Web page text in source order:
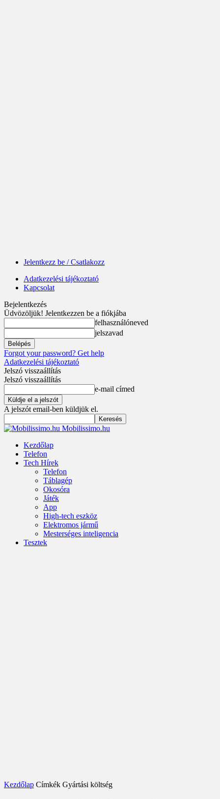
Jelentkezz be / Csatlakozz
Adatkezelési tájékoztató
Kapcsolat
Bejelentkezés
Üdvözöljük! Jelentkezzen be a fiókjába
felhasználóneved
jelszavad
Forgot your password? Get help
Adatkezelési tájékoztató
Jelszó visszaállítás
Jelszó visszaállítás
e-mail címed
A jelszót email-ben küldjük el.
Mobilissimo.hu
Kezdőlap
Telefon
Tech Hírek
Telefon
Táblagép
Okosóra
Játék
App
High-tech eszköz
Elektromos jármű
Mesterséges inteligencia
Tesztek
Kezdőlap Címkék Gyártási költség